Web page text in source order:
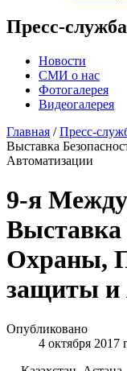
Пресс-служба
Новости
СМИ о нас
Фотогалерея
Видеогалерея
Главная / Пресс-
Выставка
Автоматизации
9-я
Выставка
Охраны,
защиты и
Опубликовано
4 октября 2017